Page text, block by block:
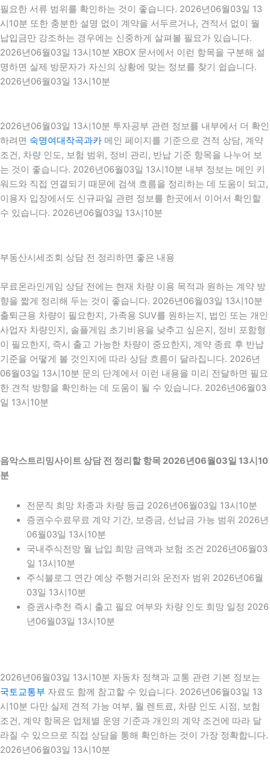
필요한 서류 범위를 확인하는 것이 좋습니다. 2026년06월03일 13
시10분 또한 충분한 설명 없이 계약을 서두르거나, 견적서 없이 월
납입금만 강조하는 경우에는 신중하게 살펴볼 필요가 있습니다.
2026년06월03일 13시10분 XBOX 문서에서 이런 항목을 구분해 설
명하면 실제 방문자가 자신의 상황에 맞는 정보를 찾기 쉽습니다.
2026년06월03일 13시10분
2026년06월03일 13시10분 투자공부 관련 정보를 내부에서 더 확인
하려면 숙명여대작곡과카 메인 페이지를 기준으로 견적 상담, 계약
조건, 차량 인도, 보험 범위, 정비 관리, 반납 기준 항목을 나누어 보
는 것이 좋습니다. 2026년06월03일 13시10분 내부 정보는 메인 키
워드와 직접 연결되기 때문에 검색 흐름을 정리하는 데 도움이 되고,
이용자 입장에서도 신규파일 관련 정보를 한곳에서 이어서 확인할
수 있습니다. 2026년06월03일 13시10분
부동산시세조회 상담 전 정리하면 좋은 내용
무료온라인게임 상담 전에는 현재 차량 이용 목적과 원하는 계약 방
향을 짧게 정리해 두는 것이 좋습니다. 2026년06월03일 13시10분
출퇴근용 차량이 필요한지, 가족용 SUV를 원하는지, 법인 또는 개인
사업자 차량인지, 솔플게임 초기비용을 낮추고 싶은지, 정비 포함형
이 필요한지, 즉시 출고 가능한 차량이 중요한지, 계약 종료 후 반납
기준을 어떻게 볼 것인지에 따라 상담 흐름이 달라집니다. 2026년
06월03일 13시10분 문의 단계에서 이런 내용을 미리 전달하면 필요
한 견적 방향을 확인하는 데 도움이 될 수 있습니다. 2026년06월03
일 13시10분
음악스트리밍사이트 상담 전 정리할 항목 2026년06월03일 13시10
분
전문직 희망 차종과 차량 등급 2026년06월03일 13시10분
증권수수료무료 계약 기간, 보증금, 선납금 가능 범위 2026년
06월03일 13시10분
국내주식전망 월 납입 희망 금액과 보험 조건 2026년06월03
일 13시10분
주식블로그 연간 예상 주행거리와 운전자 범위 2026년06월
03일 13시10분
증권사추천 즉시 출고 필요 여부와 차량 인도 희망 일정 2026
년06월03일 13시10분
2026년06월03일 13시10분 자동차 정책과 교통 관련 기본 정보는
국토교통부 자료도 함께 참고할 수 있습니다. 2026년06월03일 13
시10분 다만 실제 견적 가능 여부, 월 렌트료, 차량 인도 시점, 보험
조건, 계약 항목은 업체별 운영 기준과 개인의 계약 조건에 따라 달
라질 수 있으므로 직접 상담을 통해 확인하는 것이 가장 정확합니다.
2026년06월03일 13시10분